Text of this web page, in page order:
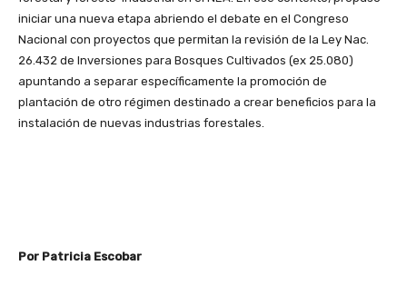
iniciar una nueva etapa abriendo el debate en el Congreso
Nacional con proyectos que permitan la revisión de la Ley Nac.
26.432 de Inversiones para Bosques Cultivados (ex 25.080)
apuntando a separar específicamente la promoción de
plantación de otro régimen destinado a crear beneficios para la
instalación de nuevas industrias forestales.
Por Patricia Escobar